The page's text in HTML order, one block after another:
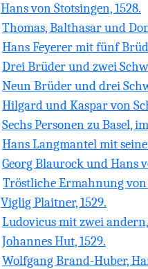
Hans von Stotsingen, 1528.
Thomas, Balthasar und
Hans Feyerer mit fünf
Drei Brüder und zwei
Neun Brüder und drei
Hilgard und Kaspar von
Sechs Personen zu Basel,
Hans Langmantel mit
Georg Blaurock und Hans
Tröstliche Ermahnung von
Viglig Plaitner, 1529.
Ludovicus mit zwei andern,
Johannes Hut, 1529.
Wolfgang Brand-Huber,